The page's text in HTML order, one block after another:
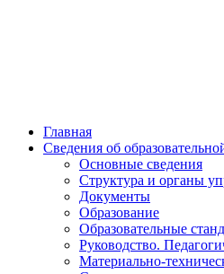
Главная
Сведения об
Основные сведения
Структура и органы
Документы
Образование
Образовательные
Руководство.
Материально-